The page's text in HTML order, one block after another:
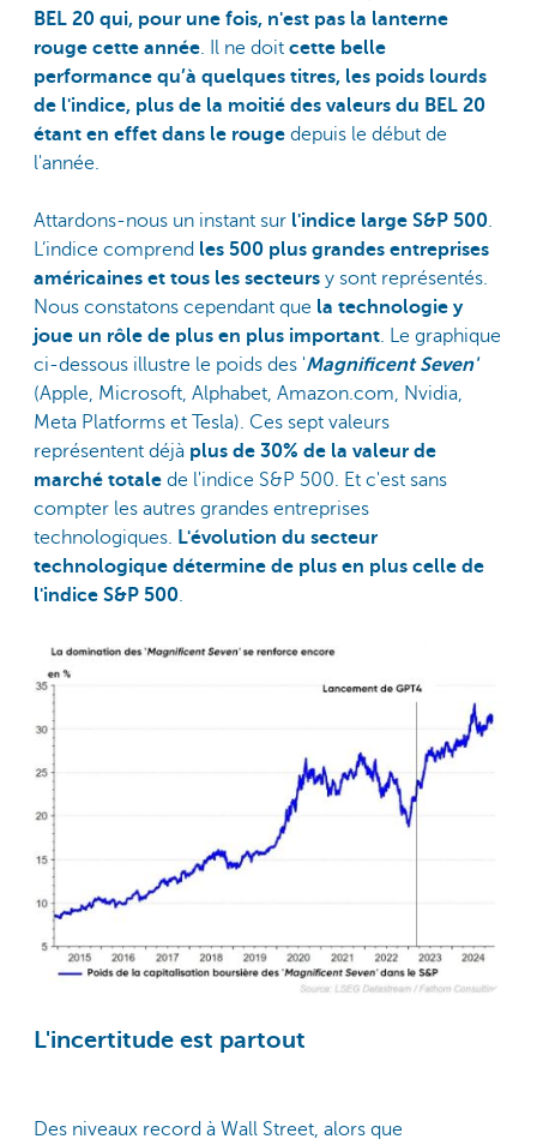
BEL 20 qui, pour une fois, n'est pas la lanterne
rouge cette année. Il ne doit cette belle
performance qu’à quelques titres, les poids lourds
de l'indice, plus de la moitié des valeurs du BEL 20
étant en effet dans le rouge depuis le début de
l'année.
Attardons-nous un instant sur l'indice large S&P 500.
L’indice comprend les 500 plus grandes entreprises
américaines et tous les secteurs y sont représentés.
Nous constatons cependant que la technologie y
joue un rôle de plus en plus important. Le graphique
ci-dessous illustre le poids des 'Magnificent Seven'
(Apple, Microsoft, Alphabet, Amazon.com, Nvidia,
Meta Platforms et Tesla). Ces sept valeurs
représentent déjà plus de 30% de la valeur de
marché totale de l'indice S&P 500. Et c'est sans
compter les autres grandes entreprises
technologiques. L'évolution du secteur
technologique détermine de plus en plus celle de
l'indice S&P 500.
L'incertitude est partout
Des niveaux record à Wall Street, alors que